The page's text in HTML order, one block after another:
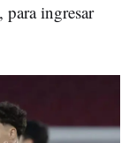
para ingresar